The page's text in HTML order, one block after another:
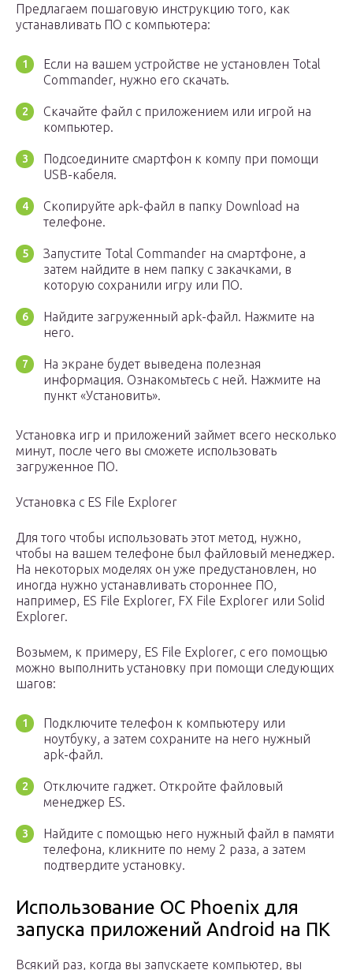
Предлагаем пошаговую инструкцию того, как
устанавливать ПО с компьютера:
Если на вашем устройстве не установлен Total
Commander, нужно его скачать.
Скачайте файл с приложением или игрой на
компьютер.
Подсоедините смартфон к компу при помощи
USB-кабеля.
Скопируйте apk-файл в папку Download на
телефоне.
Запустите Total Commander на смартфоне, а
затем найдите в нем папку с закачками, в
которую сохранили игру или ПО.
Найдите загруженный apk-файл. Нажмите на
него.
На экране будет выведена полезная
информация. Ознакомьтесь с ней. Нажмите на
пункт «Установить».
Установка игр и приложений займет всего несколько
минут, после чего вы сможете использовать
загруженное ПО.
Установка с ES File Explorer
Для того чтобы использовать этот метод, нужно,
чтобы на вашем телефоне был файловый менеджер.
На некоторых моделях он уже предустановлен, но
иногда нужно устанавливать стороннее ПО,
например, ES File Explorer, FX File Explorer или Solid
Explorer.
Возьмем, к примеру, ES File Explorer, с его помощью
можно выполнить установку при помощи следующих
шагов:
Подключите телефон к компьютеру или
ноутбуку, а затем сохраните на него нужный
apk-файл.
Отключите гаджет. Откройте файловый
менеджер ES.
Найдите с помощью него нужный файл в памяти
телефона, кликните по нему 2 раза, а затем
подтвердите установку.
Использование ОС Phoenix для
запуска приложений Android на ПК
Всякий раз, когда вы запускаете компьютер, вы